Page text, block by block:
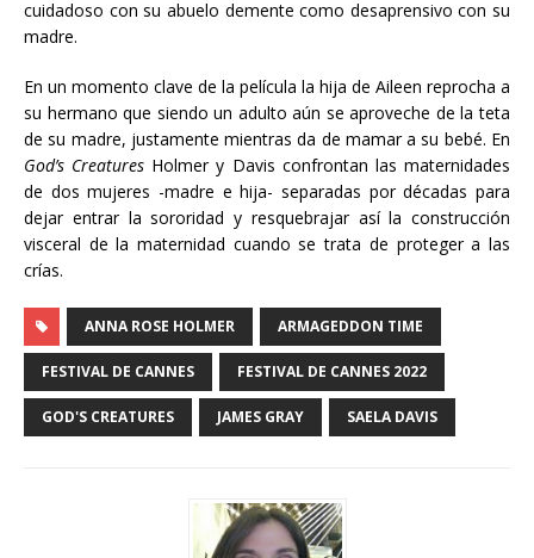
cuidadoso con su abuelo demente como desaprensivo con su
madre.
En un momento clave de la película la hija de Aileen reprocha a
su hermano que siendo un adulto aún se aproveche de la teta
de su madre, justamente mientras da de mamar a su bebé. En
God’s Creatures Holmer y Davis confrontan las maternidades
de dos mujeres -madre e hija- separadas por décadas para
dejar entrar la sororidad y resquebrajar así la construcción
visceral de la maternidad cuando se trata de proteger a las
crías.
ANNA ROSE HOLMER ARMAGEDDON TIME
FESTIVAL DE CANNES FESTIVAL DE CANNES 2022
GOD'S CREATURES JAMES GRAY SAELA DAVIS